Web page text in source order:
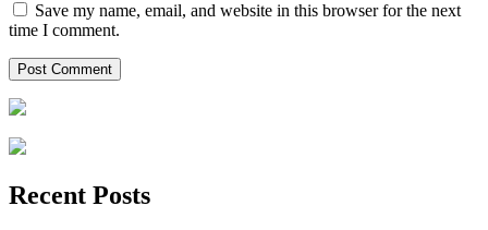
Save my name, email, and website in this browser for the next
time I comment.
Recent Posts